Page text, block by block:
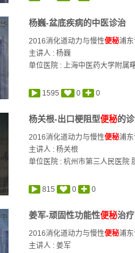
杨巍-盆底疾病的中医诊治
2016消化道动力与慢性便秘浦
主讲人 :杨巍
单位医院 : 上海中医药大学附属
1595 0 0
杨关根-出口梗阻型便秘的
2016消化道动力与慢性便秘浦
主讲人 :杨关根
单位医院 : 杭州市第三人民医院
815 0 0
姜军-顽固性功能性便秘治
2016消化道动力与慢性便秘浦
主讲人 :姜军